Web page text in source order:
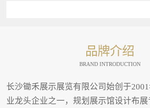
品牌介绍
BRAND INTRODUCTION
长沙锄禾展示展览有限公司始创于
业龙头企业之一，规划展示馆设计布